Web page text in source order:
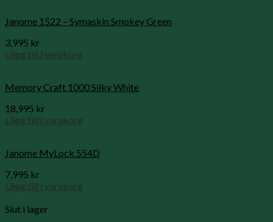
Janome 1522 – Symaskin Smokey Green
3,995 kr
Lägg till i varukorg
Memory Craft 1000 Silky White
18,995 kr
Lägg till i varukorg
Janome MyLock 554D
7,995 kr
Lägg till i varukorg
Slut i lager